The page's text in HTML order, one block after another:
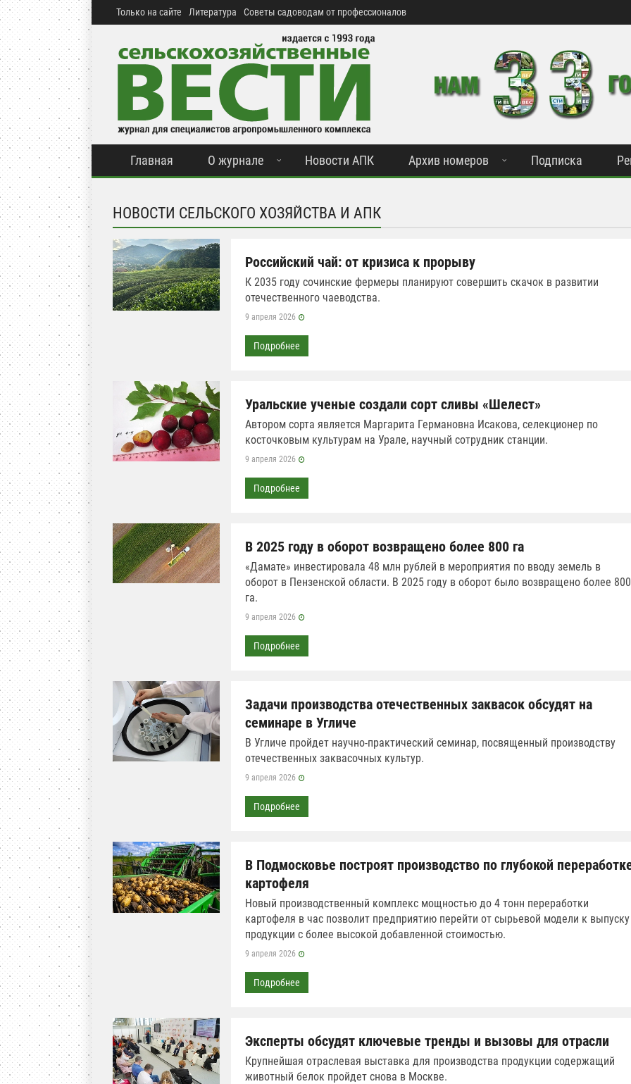
Только на сайте Литература Советы садоводам от профессионалов
Главная О журнале Новости АПК Архив номеров Подписка
НОВОСТИ СЕЛЬСКОГО ХОЗЯЙСТВА И АПК
Российский чай: от кризиса к прорыву
К 2035 году сочинские фермеры планируют совершить скачок в развитии
отечественного чаеводства.
9 апреля 2026
Подробнее
Уральские ученые создали сорт сливы «Шелест»
Автором сорта является Маргарита Германовна Исакова, селекционер по
косточковым культурам на Урале, научный сотрудник станции.
9 апреля 2026
Подробнее
В 2025 году в оборот возвращено более 800 га
«Дамате» инвестировала 48 млн рублей в мероприятия по вводу земель в
оборот в Пензенской области. В 2025 году в оборот было возвращено более 800
га.
9 апреля 2026
Подробнее
Задачи производства отечественных заквасок обсудят на
семинаре в Угличе
В Угличе пройдет научно-практический семинар, посвященный производству
отечественных заквасочных культур.
9 апреля 2026
Подробнее
В Подмосковье построят производство по глубокой
картофеля
Новый производственный комплекс мощностью до 4 тонн переработки
картофеля в час позволит предприятию перейти от сырьевой модели к выпуску
продукции с более высокой добавленной стоимостью.
9 апреля 2026
Подробнее
Эксперты обсудят ключевые тренды и вызовы для отрасли
Крупнейшая отраслевая выставка для производства продукции содержащий
животный белок пройдет снова в Москве.